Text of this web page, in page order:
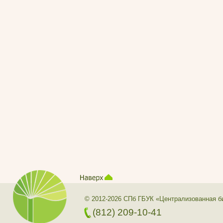
© 2012-2026 СПб ГБУК «Централизованная
(812) 209-10-41